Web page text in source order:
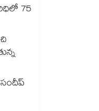
75
సందీప్